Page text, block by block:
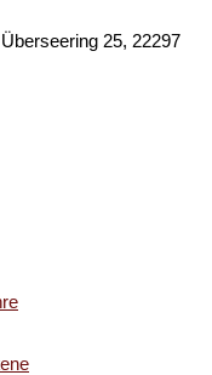
Überseering 25, 22297